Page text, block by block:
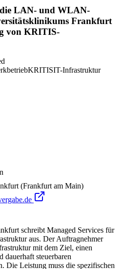
LAN- und WLAN-
Frankfurt
von KRITIS-
KRITISIT-Infrastruktur
(Frankfurt am Main)
schreibt Managed Services für
aus. Der Auftragnehmer
mit dem Ziel, einen
dauerhaft steuerbaren
Die Leistung muss die spezifischen